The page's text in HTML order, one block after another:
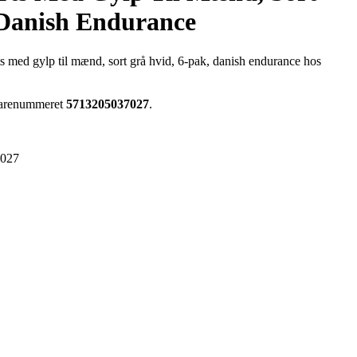
Endurance
med gylp til mænd, sort grå hvid, 6-pak, danish endurance hos
5713205037027.